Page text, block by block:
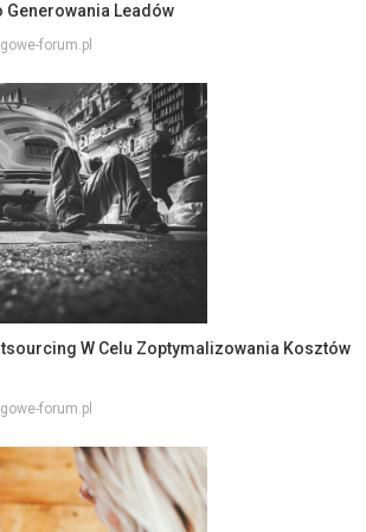
Generowania Leadów
forum.pl
W Celu Zoptymalizowania Kosztów
forum.pl